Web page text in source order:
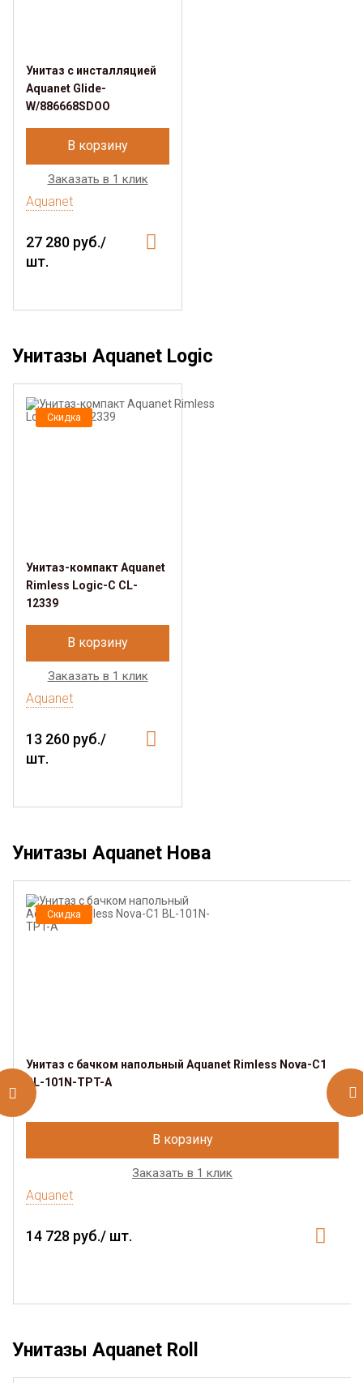
Унитаз с инсталляцией
Aquanet Glide-
W/886668SDOO
В корзину
Заказать в 1 клик
Aquanet
27 280 руб./
шт.
Унитазы Aquanet Logic
Скидка
Унитаз-компакт Aquanet
Rimless Logic-C CL-
12339
В корзину
Заказать в 1 клик
Aquanet
13 260 руб./
шт.
Унитазы Aquanet Нова
Скидка
Унитаз с бачком напольный Aquanet Rimless Nova-C1
BL-101N-TPT-A
В корзину
Заказать в 1 клик
Aquanet
14 728 руб./ шт.
Унитазы Aquanet Roll